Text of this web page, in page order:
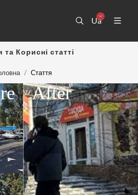
Ua
Корисні статті
Стаття
After